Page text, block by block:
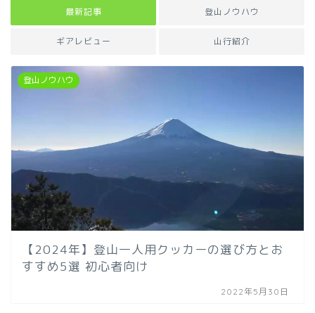
最新記事 登山ノウハウ
ギアレビュー 山行紹介
登山ノウハウ
【2024年】登山一人用クッカーの選び方とお
すすめ5選 初心者向け
2022年5月30日